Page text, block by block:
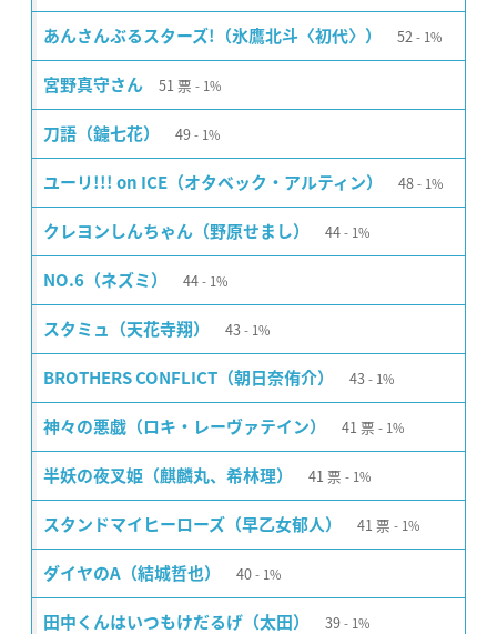
あんさんぶるスターズ!（氷鷹北斗〈初代〉） 52 1%
宮野真守さん 51 票 1%
刀語（鑢七花） 49 1%
ユーリ!!! on ICE（オタベック・アルティン） 48 1%
クレヨンしんちゃん（野原せまし） 44 1%
NO.6（ネズミ） 44 1%
スタミュ（天花寺翔） 43 1%
BROTHERS CONFLICT（朝日奈侑介） 43 1%
神々の悪戯（ロキ・レーヴァテイン） 41 票 1%
半妖の夜叉姫（麒麟丸、希林理） 41 票 1%
スタンドマイヒーローズ（早乙女郁人） 41 票 1%
ダイヤのA（結城哲也） 40 1%
田中くんはいつもけだるげ（太田） 39 1%